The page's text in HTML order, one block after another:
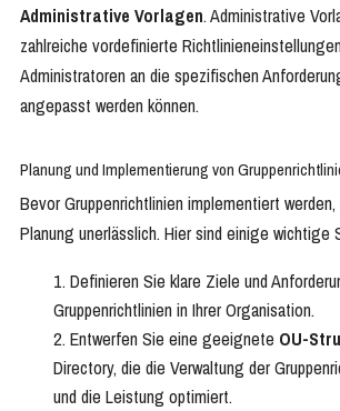
Administrative Vorlagen. Administrative
zahlreiche vordefinierte
Administratoren an die spezifischen
angepasst werden können.
Planung und Implementierung von
Bevor Gruppenrichtlinien implementiert
Planung unerlässlich. Hier sind einige wichtige
Definieren Sie klare Ziele und
Gruppenrichtlinien in Ihrer Organisation.
Entwerfen Sie eine geeignete OU-
Directory, die die Verwaltung der
und die Leistung optimiert.